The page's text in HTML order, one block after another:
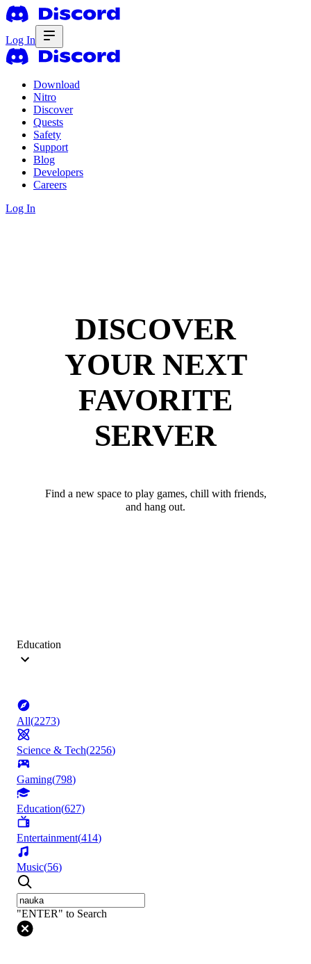
Log In
Download
Nitro
Discover
Quests
Safety
Support
Blog
Developers
Careers
Log In
DISCOVER
YOUR NEXT
FAVORITE
SERVER
Find a new space to play games, chill with friends,
and hang out.
Education
All(2273)
Science & Tech(2256)
Gaming(798)
Education(627)
Entertainment(414)
Music(56)
"ENTER" to Search